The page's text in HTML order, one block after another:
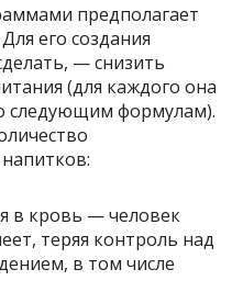
предполагает
его создания
— снизить
(для каждого она
следующим формулам).
в кровь — человек
теряя контроль над
в том числе